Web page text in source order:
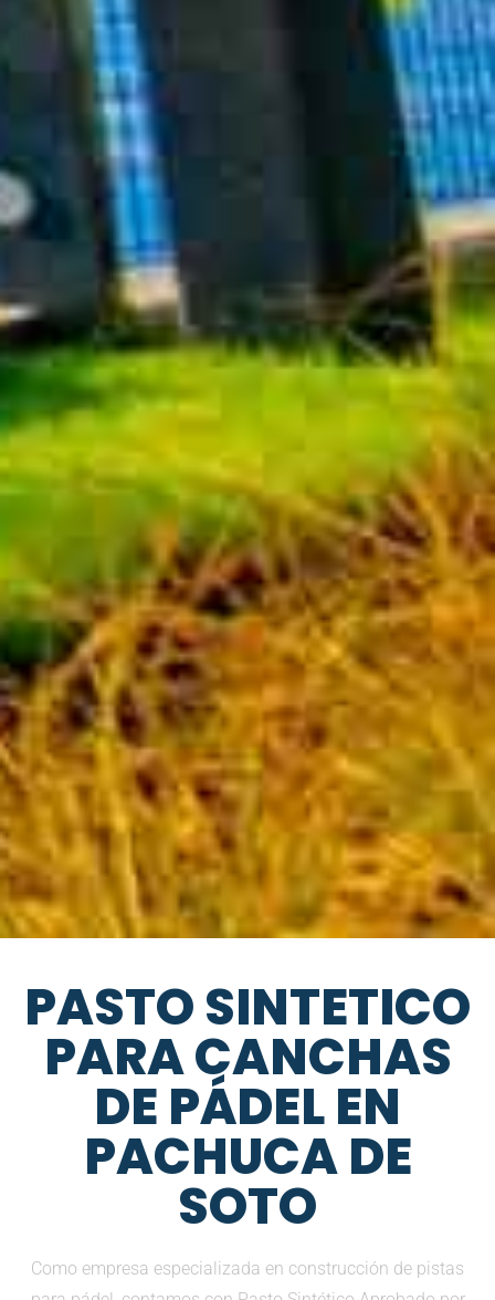
PASTO SINTETICO
PARA CANCHAS
DE PÁDEL EN
PACHUCA DE
SOTO
Como empresa especializada en construcción de pistas